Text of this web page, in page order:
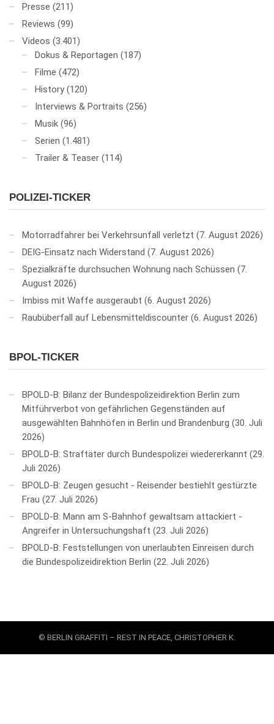
Presse (211)
Reviews (99)
Videos (3.401)
Dokus & Reportagen (187)
Filme (472)
History (120)
Interviews & Portraits (256)
Musik (96)
Serien (1.481)
Trailer & Teaser (114)
POLIZEI-TICKER
Motorradfahrer bei Verkehrsunfall verletzt
7. August 2026
DEIG-Einsatz nach Widerstand
7. August 2026
Spezialkräfte durchsuchen Wohnung nach Schüssen
7.
August 2026
Imbiss mit Waffe ausgeraubt 6. August 2026
Raubüberfall auf Lebensmitteldiscounter 6. August 2026
BPOL-TICKER
BPOLD-B: Bilanz der Bundespolizeidirektion Berlin zum
Mitführverbot von gefährlichen Gegenständen auf
ausgewählten Bahnhöfen in Berlin und Brandenburg 30. Juli
2026
BPOLD-B: Straftäter durch Bundespolizei wiedererkannt
29.
Juli 2026
BPOLD-B: Zeugen gesucht - Reisender bestiehlt gestürzte
Frau
27. Juli 2026
BPOLD-B: Mann am S-Bahnhof gewaltsam attackiert -
Angreifer in Untersuchungshaft
23. Juli 2026
BPOLD-B: Feststellungen von unerlaubten Einreisen durch
die Bundespolizeidirektion Berlin
22. Juli 2026
© BERLIN GRAFFITI – REST IN PEACE, CHRISTOPHER K.